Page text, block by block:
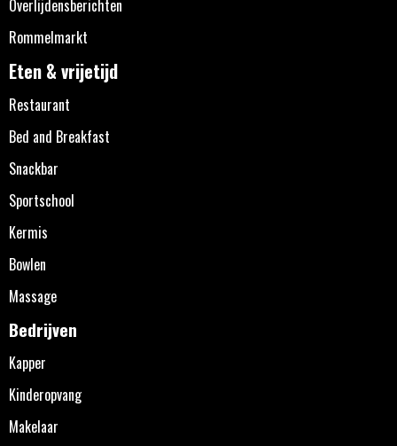
Overlijdensberichten
Rommelmarkt
Eten & vrijetijd
Restaurant
Bed and Breakfast
Snackbar
Sportschool
Kermis
Bowlen
Massage
Bedrijven
Kapper
Kinderopvang
Makelaar